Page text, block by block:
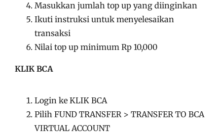
Masukkan jumlah top up yang diinginkan
Ikuti instruksi untuk menyelesaikan
transaksi
Nilai top up minimum Rp 10,000
KLIK BCA
Login ke KLIK BCA
Pilih FUND TRANSFER > TRANSFER TO BCA
VIRTUAL ACCOUNT